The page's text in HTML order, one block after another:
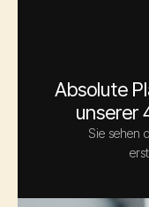
Absolute
unserer
Sie sehen